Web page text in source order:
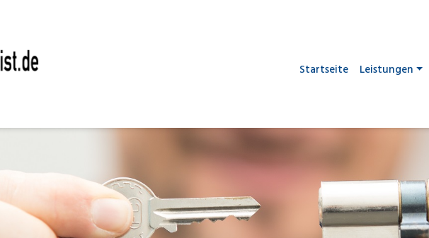
Startseite Leistungen